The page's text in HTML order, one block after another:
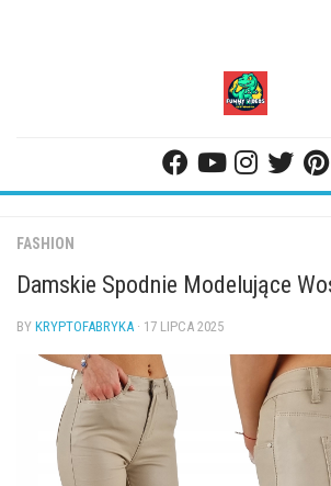
FASHION
Damskie Spodnie Modelujące
BY KRYPTOFABRYKA · 17 LIPCA 2025